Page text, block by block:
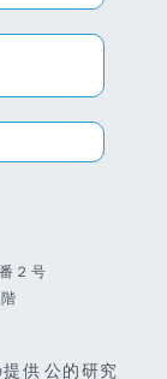
２号
供 公的研究